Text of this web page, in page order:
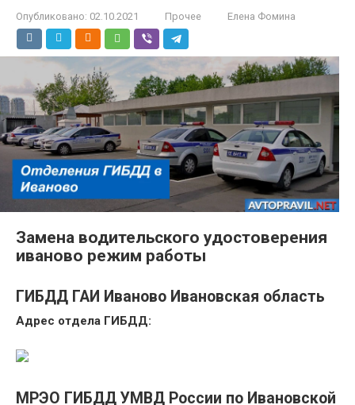
Опубликовано: 02.10.2021 Прочее Елена Фомина
Замена водительского удостоверения
иваново режим работы
ГИБДД ГАИ Иваново Ивановская область
Адрес отдела ГИБДД:
МРЭО ГИБДД УМВД России по Ивановской